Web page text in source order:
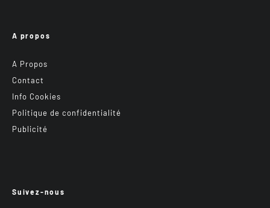
A propos
A Propos
Contact
Info Cookies
Politique de confidentialité
Publicité
Suivez-nous